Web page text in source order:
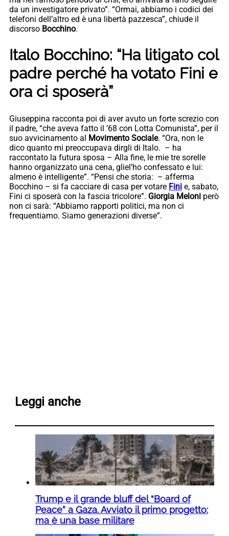
da un investigatore privato”. “Ormai, abbiamo i codici dei
telefoni dell’altro ed è una libertà pazzesca”, chiude il
discorso Bocchino.
Italo Bocchino: “Ha litigato col
padre perché ha votato Fini e
ora ci sposerà”
Giuseppina racconta poi di aver avuto un forte screzio con
il padre, “che aveva fatto il ’68 con Lotta Comunista”, per il
suo avvicinamento al
Movimento Sociale. “Ora, non le
dico quanto mi preoccupava dirgli di Italo. – ha
raccontato la futura sposa – Alla fine, le mie tre sorelle
hanno organizzato una cena, gliel’ho confessato e lui:
almeno è intelligente”. “Pensi che storia: – afferma
Bocchino – si fa cacciare di casa per votare Fini e, sabato,
Fini ci sposerà con la fascia tricolore”. Giorgia Meloni però
non ci sarà: “Abbiamo rapporti politici, ma non ci
frequentiamo. Siamo generazioni diverse”.
Leggi anche
Trump e il grande bluff del “Board of
Peace” a Gaza. Avviato il primo progetto:
ma è una base militare